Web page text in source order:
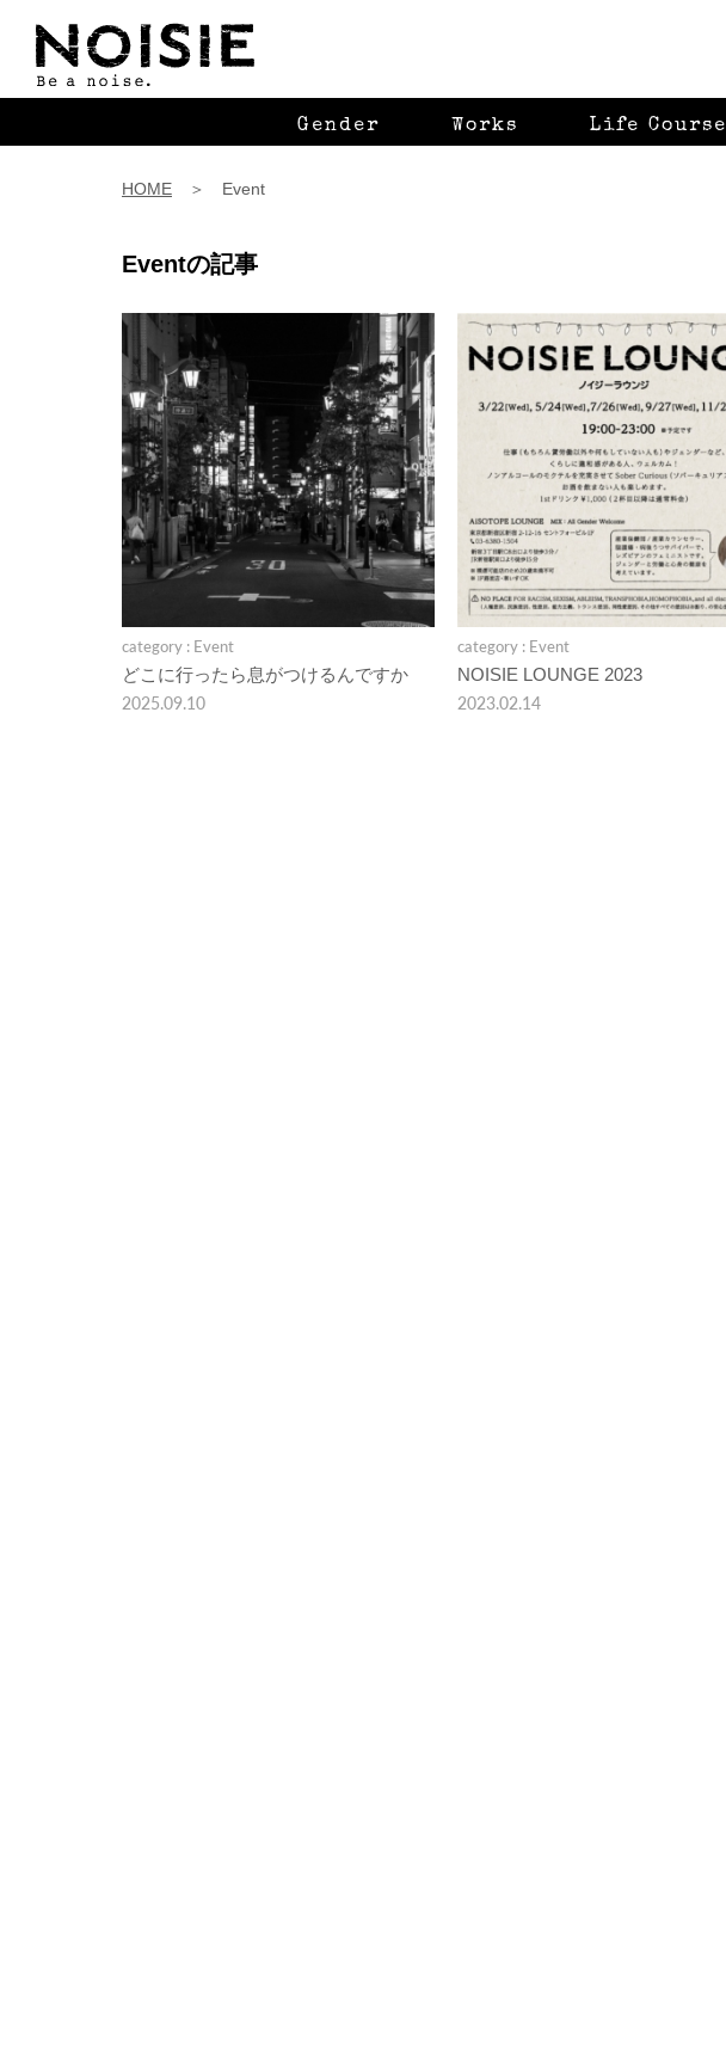
Gender Works Life Course
HOME ＞ Event
Eventの記事
category : Event
どこに行ったら息がつけるんですか
2025.09.10
category : Event
NOISIE LOUNGE 2023
2023.02.14